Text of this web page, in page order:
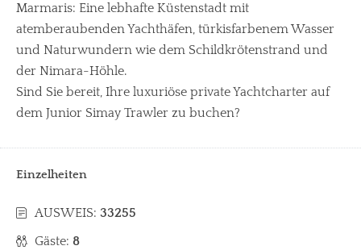
Marmaris: Eine lebhafte Küstenstadt mit
atemberaubenden Yachthäfen, türkisfarbenem Wasser
und Naturwundern wie dem Schildkrötenstrand und
der Nimara-Höhle.
Sind Sie bereit, Ihre luxuriöse private Yachtcharter auf
dem Junior Simay Trawler zu buchen?
Einzelheiten
AUSWEIS: 33255
Gäste: 8